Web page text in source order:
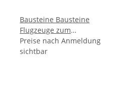
Bausteine Bausteine
Flugzeuge zum
Zusammenbauen, 2-fach
sortiert, im Box, 12 x 9 cm
Preise nach Anmeldung
sichtbar